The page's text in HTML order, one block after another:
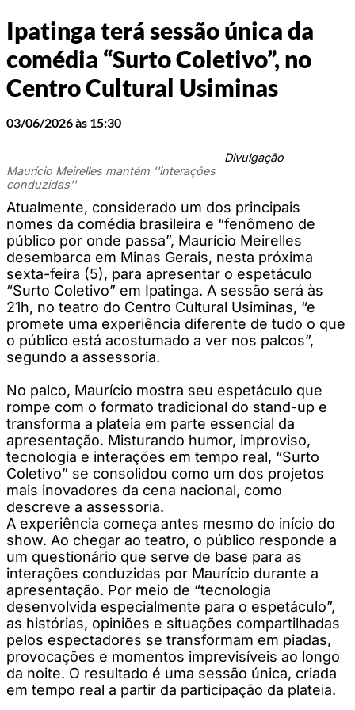
Ipatinga terá sessão única da
comédia “Surto Coletivo”, no
Centro Cultural Usiminas
03/06/2026 às 15:30
Divulgação
Maurício Meirelles mantém ''interações
conduzidas''
Atualmente, considerado um dos principais
nomes da comédia brasileira e “fenômeno de
público por onde passa”, Maurício Meirelles
desembarca em Minas Gerais, nesta próxima
sexta-feira (5), para apresentar o espetáculo
“Surto Coletivo” em Ipatinga. A sessão será às
21h, no teatro do Centro Cultural Usiminas, “e
promete uma experiência diferente de tudo o que
o público está acostumado a ver nos palcos”,
segundo a assessoria.
No palco, Maurício mostra seu espetáculo que
rompe com o formato tradicional do stand-up e
transforma a plateia em parte essencial da
apresentação. Misturando humor, improviso,
tecnologia e interações em tempo real, “Surto
Coletivo” se consolidou como um dos projetos
mais inovadores da cena nacional, como
descreve a assessoria.
A experiência começa antes mesmo do início do
show. Ao chegar ao teatro, o público responde a
um questionário que serve de base para as
interações conduzidas por Maurício durante a
apresentação. Por meio de “tecnologia
desenvolvida especialmente para o espetáculo”,
as histórias, opiniões e situações compartilhadas
pelos espectadores se transformam em piadas,
provocações e momentos imprevisíveis ao longo
da noite. O resultado é uma sessão única, criada
em tempo real a partir da participação da plateia.